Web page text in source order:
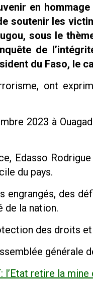
en
soutenir les
sous le
de
du Faso, le
ont
2023 à
Edasso
du pays.
engrangés, des
de la nation.
des droits
générale
l’Etat retire la